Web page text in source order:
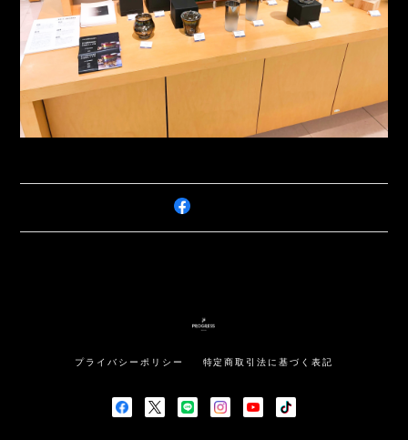
プライバシーポリシー 特定商取引法に基づく表記